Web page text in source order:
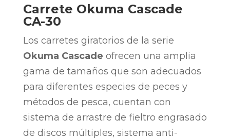
Carrete Okuma Cascade
CA-30
Los carretes giratorios de la serie
Okuma Cascade ofrecen una amplia
gama de tamaños que son adecuados
para diferentes especies de peces y
métodos de pesca, cuentan con
sistema de arrastre de fieltro engrasado
de discos múltiples, sistema anti-